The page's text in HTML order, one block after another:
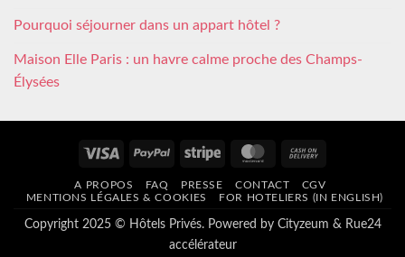
Pourquoi séjourner dans un appart hôtel ?
Maison Elle Paris : un havre calme proche des Champs-
Élysées
Visa PayPal Stripe MasterCard
Delivery
A PROPOS FAQ PRESSE CONTACT
CGV
MENTIONS LÉGALES & COOKIES
FOR HOTELIERS (IN ENGLISH)
Copyright 2025 © Hôtels Privés. Powered by Cityzeum & Rue24
accélérateur